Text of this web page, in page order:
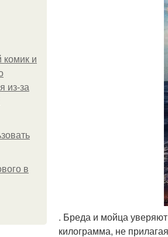
комик и
из-за
в
. Бреда и мойца
килограмма, не